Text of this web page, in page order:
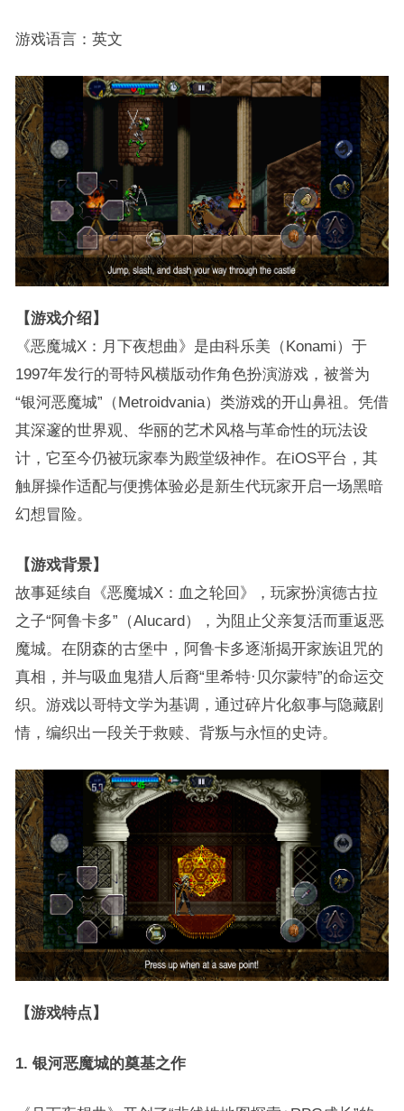
游戏语言：英文
【游戏介绍】
《恶魔城X：月下夜想曲》是由科乐美（Konami）于
1997年发行的哥特风横版动作角色扮演游戏，被誉为
“银河恶魔城”（Metroidvania）类游戏的开山鼻祖。凭借
其深邃的世界观、华丽的艺术风格与革命性的玩法设
计，它至今仍被玩家奉为殿堂级神作。在iOS平台，其
触屏操作适配与便携体验必是新生代玩家开启一场黑暗
幻想冒险。
【游戏背景】
故事延续自《恶魔城X：血之轮回》，玩家扮演德古拉
之子“阿鲁卡多”（Alucard），为阻止父亲复活而重返恶
魔城。在阴森的古堡中，阿鲁卡多逐渐揭开家族诅咒的
真相，并与吸血鬼猎人后裔“里希特·贝尔蒙特”的命运交
织。游戏以哥特文学为基调，通过碎片化叙事与隐藏剧
情，编织出一段关于救赎、背叛与永恒的史诗。
【游戏特点】
1. 银河恶魔城的奠基之作